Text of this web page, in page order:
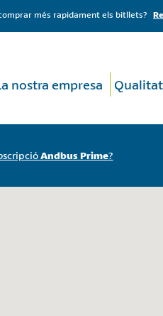
més rapidament els bitllets?
nostra empresa Qualitat
Andbus Prime?